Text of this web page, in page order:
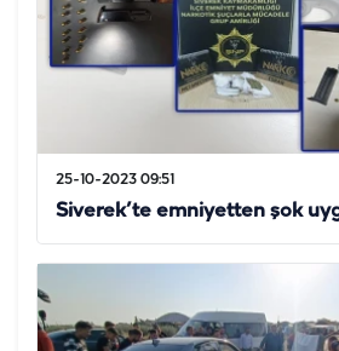
25-10-2023 09:51
Siverek’te emniyetten şok